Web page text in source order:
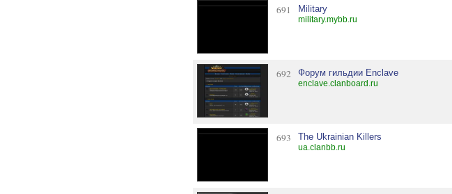
691 Military
military.mybb.ru
692 Форум гильдии Enclave
enclave.clanboard.ru
693 The Ukrainian Killers
ua.clanbb.ru